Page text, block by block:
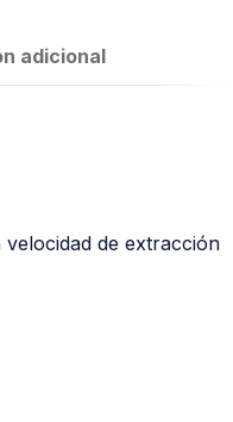
adicional
de extracción